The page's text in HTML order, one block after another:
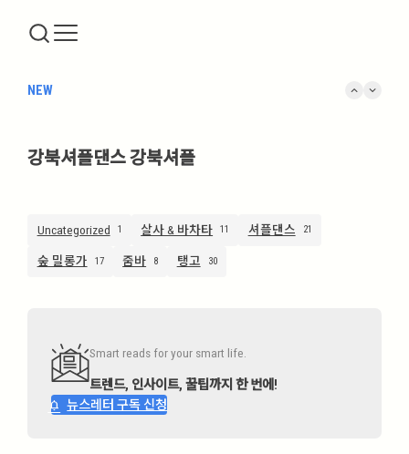
NEW keyboard_arrow_up keyboard_arrow_down
강북셔플댄스 강북셔플
Uncategorized 1 살사 & 바차타 11 셔플댄스 21
숲 밀롱가 17 줌바 8 탱고 30
Smart reads for your smart life.
트렌드, 인사이트, 꿀팁까지 한 번에!
뉴스레터 구독 신청